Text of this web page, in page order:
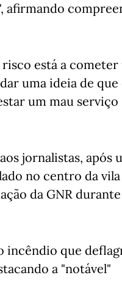
afirmando
está a cometer
uma ideia de que
um mau serviço
jornalistas, após
no centro da vila
da GNR durante
incêndio que
a "notável"